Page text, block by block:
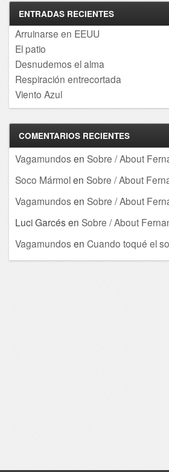
ENTRADAS RECIENTES
Arruinarse en EEUU
El patio
Desnudemos el alma
Respiración entrecortada
Viento Azul
COMENTARIOS RECIENTES
Vagamundos en Sobre / About
Soco Mármolen Sobre / About
Vagamundos en Sobre / About
Luci Garcés en Sobre / About
Vagamundos en Cuando toqué el